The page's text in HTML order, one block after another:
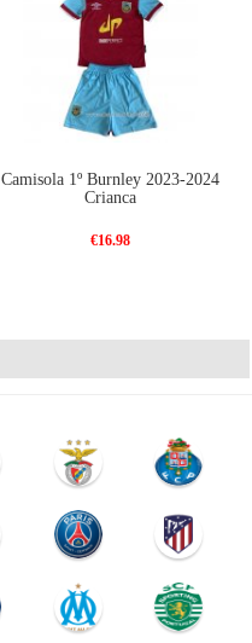
Camisola 1º Burnley 2023-2024
Crianca
€16.98